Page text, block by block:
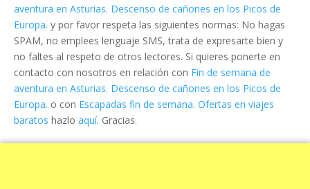
aventura en Asturias. Descenso de cañones en los Picos de
Europa. y por favor respeta las siguientes normas: No hagas
SPAM, no emplees lenguaje SMS, trata de expresarte bien y
no faltes al respeto de otros lectores. Si quieres ponerte en
contacto con nosotros en relación con Fin de semana de
aventura en Asturias. Descenso de cañones en los Picos de
Europa. o con Escapadas fin de semana. Ofertas en viajes
baratos hazlo aquí. Gracias.